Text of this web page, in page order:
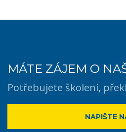
MÁTE ZÁJEM O
Potřebujete školení,
NAPIŠTE